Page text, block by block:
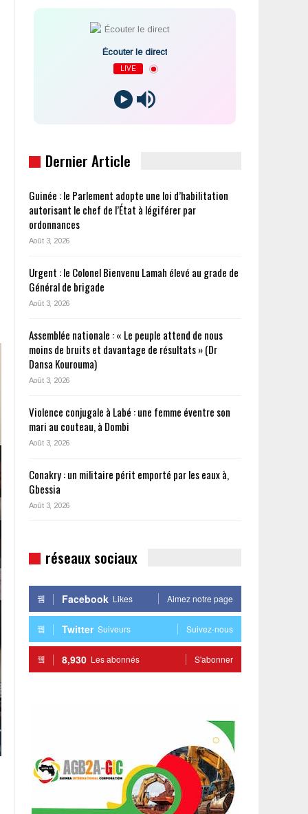
Écouter le direct
LIVE
Dernier Article
Guinée : le Parlement adopte une loi d’habilitation
autorisant le chef de l’État à légiférer par
ordonnances
Août 3, 2026
Urgent : le Colonel Bienvenu Lamah élevé au grade de
Général de brigade
Août 3, 2026
Assemblée nationale : « Le peuple attend de nous
moins de bruits et davantage de résultats » (Dr
Dansa Kourouma)
Août 3, 2026
Violence conjugale à Labé : une femme éventre son
mari au couteau, à Dombi
Août 3, 2026
Conakry : un militaire périt emporté par les eaux à,
Gbessia
Août 3, 2026
réseaux sociaux
Facebook Likes Aimez notre page
Twitter Suiveurs Suivez-nous
8,930 Les abonnés S'abonner